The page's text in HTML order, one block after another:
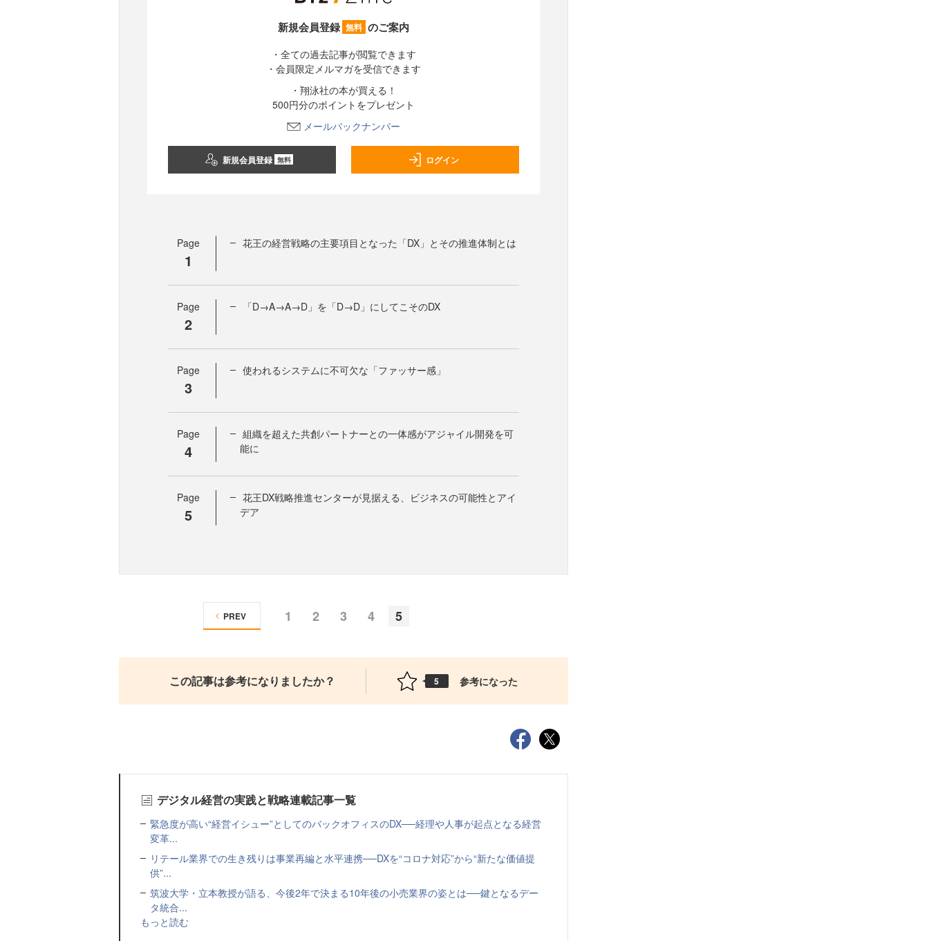
新規会員登録 無料 のご案内
・全ての過去記事が閲覧できます
・会員限定メルマガを受信できます
・翔泳社の本が買える！
500円分のポイントをプレゼント
メールバックナンバー
新規会員登録 無料 ログイン
Page
1
花王の経営戦略の主要項目となった「DX」とその推進体制とは
Page
2
「D→A→A→D」を「D→D」にしてこそのDX
Page
3
使われるシステムに不可欠な「ファッサー感」
Page
4
組織を超えた共創パートナーとの一体感がアジャイル開発を可
能に
Page
5
花王DX戦略推進センターが見据える、ビジネスの可能性とアイ
デア
1 2 3 4 5
PREV
この記事は参考になりましたか？ 5 参考になった
デジタル経営の実践と戦略連載記事一覧
緊急度が高い“経営イシュー”としてのバックオフィスのDX──経理や人事が起点となる経営
変革...
リテール業界での生き残りは事業再編と水平連携──DXを“コロナ対応”から“新たな価値提
供”...
筑波大学・立本教授が語る、今後2年で決まる10年後の小売業界の姿とは──鍵となるデー
タ統合...
もっと読む